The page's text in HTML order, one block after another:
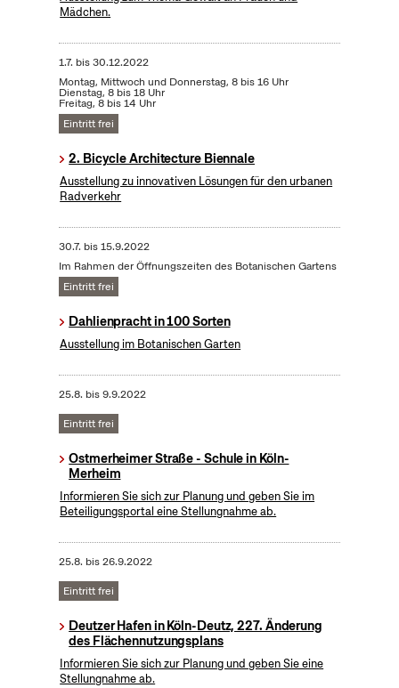
Mädchen.
1.7. bis30.12.2022
Montag, Mittwoch und Donnerstag, 8 bis 16 Uhr
Dienstag, 8 bis 18 Uhr
Freitag, 8 bis 14 Uhr
Eintritt frei
2. Bicycle Architecture Biennale
Ausstellung zu innovativen Lösungen für den urbanen
Radverkehr
30.7. bis15.9.2022
Im Rahmen der Öffnungszeiten des Botanischen Gartens
Eintritt frei
Dahlienpracht in 100 Sorten
Ausstellung im Botanischen Garten
25.8. bis9.9.2022
Eintritt frei
Ostmerheimer Straße - Schule in Köln-
Merheim
Informieren Sie sich zur Planung und geben Sie im
Beteiligungsportal eine Stellungnahme ab.
25.8. bis26.9.2022
Eintritt frei
Deutzer Hafen in Köln-Deutz, 227. Änderung
des Flächennutzungsplans
Informieren Sie sich zur Planung und geben Sie eine
Stellungnahme ab.